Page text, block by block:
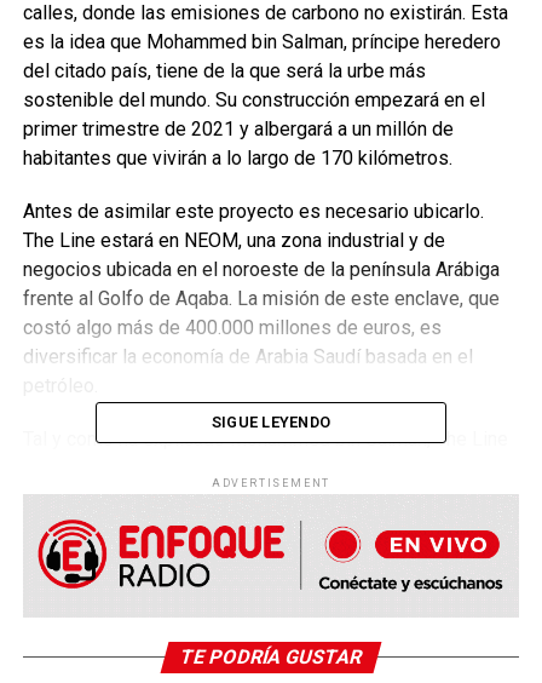
calles, donde las emisiones de carbono no existirán. Esta
es la idea que Mohammed bin Salman, príncipe heredero
del citado país, tiene de la que será la urbe más
sostenible del mundo. Su construcción empezará en el
primer trimestre de 2021 y albergará a un millón de
habitantes que vivirán a lo largo de 170 kilómetros.
Antes de asimilar este proyecto es necesario ubicarlo.
The Line estará en NEOM, una zona industrial y de
negocios ubicada en el noroeste de la península Arábiga
frente al Golfo de Aqaba. La misión de este enclave, que
costó algo más de 400.000 millones de euros, es
diversificar la economía de Arabia Saudí basada en el
Tal y como ha explicado Mohammed bin Salman, The Line
torno a las personas en vez de a las carreteras. El
proyecto consiste en diseñar varias comunidades
hiperconectadas alrededor de la naturaleza en las que no
habrá espacio para los coches: es su respuesta a los
problemas de infraestructuras, contaminación, tráfico y
congestión humana.
SIGUE LEYENDO
ADVERTISEMENT
TE PODRÍA GUSTAR